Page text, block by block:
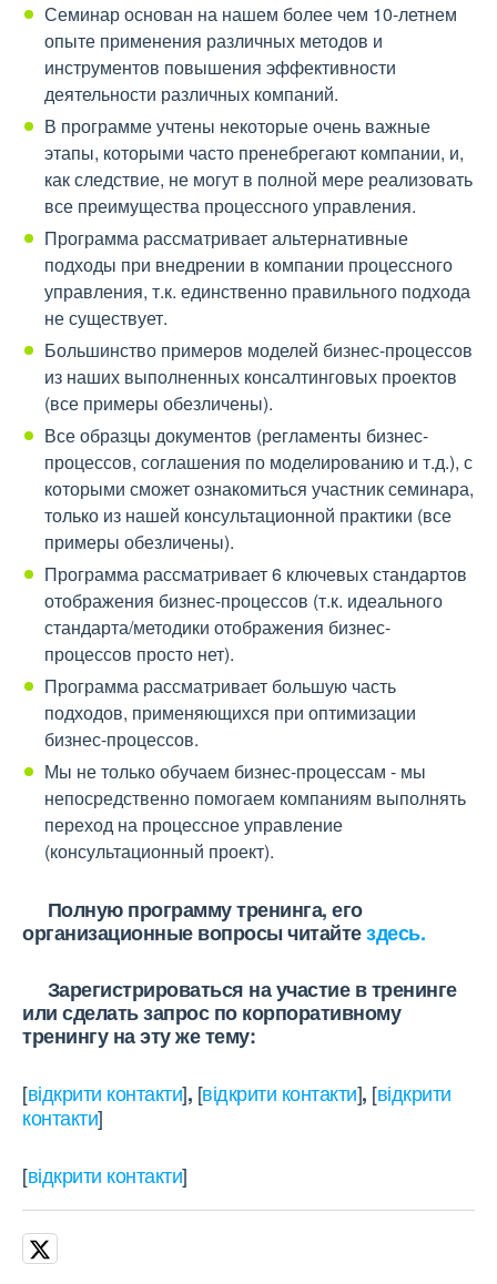
Семинар основан на нашем более чем 10-летнем
опыте применения различных методов и
инструментов повышения эффективности
деятельности различных компаний.
В программе учтены некоторые очень важные
этапы, которыми часто пренебрегают компании, и,
как следствие, не могут в полной мере реализовать
все преимущества процессного управления.
Программа рассматривает альтернативные
подходы при внедрении в компании процессного
управления, т.к. единственно правильного подхода
не существует.
Большинство примеров моделей бизнес-процессов
из наших выполненных консалтинговых проектов
(все примеры обезличены).
Все образцы документов (регламенты бизнес-
процессов, соглашения по моделированию и т.д.), с
которыми сможет ознакомиться участник семинара,
только из нашей консультационной практики (все
примеры обезличены).
Программа рассматривает 6 ключевых стандартов
отображения бизнес-процессов (т.к. идеального
стандарта/методики отображения бизнес-
процессов просто нет).
Программа рассматривает большую часть
подходов, применяющихся при оптимизации
бизнес-процессов.
Мы не только обучаем бизнес-процессам - мы
непосредственно помогаем компаниям выполнять
переход на процессное управление
(консультационный проект).
Полную программу тренинга, его
организационные вопросы читайтездесь.
Зарегистрироваться на участие в тренинге
или сделать запрос по корпоративному
тренингу на эту же тему:
[відкрити контакти], [відкрити контакти], [відкрити
контакти]
[відкрити контакти]